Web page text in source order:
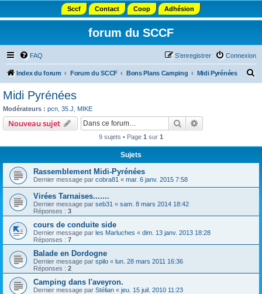
Sccf Contact Coop Adhésion
forum du SCCF
FAQ Connexion
S’enregistrer
Index du forum Forum du SCCF Bons Plans Camping Midi Pyrénées
Midi Pyrénées
Modérateurs : pcn 35.J MIKE
Nouveau sujet Rechercher
9 sujets • Page 1 sur 1
Sujets
Rassemblement Midi-Pyrénées
Dernier message par cobra81 « mar. 6 janv. 2015 7:58
Virées Tarnaises.......
Dernier message par seb31 « sam. 8 mars 2014 18:42
Réponses : 3
cours de conduite side
Dernier message par les Marluches « dim. 13 janv. 2013 18:28
Réponses : 7
Balade en Dordogne
Dernier message par spilo « lun. 28 mars 2011 16:36
Réponses : 2
Camping dans l'aveyron.
Dernier message par Stélian « jeu. 15 juil. 2010 11:23